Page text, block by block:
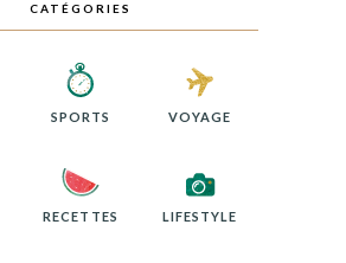
CATÉGORIES
SPORTS VOYAGE
RECETTES LIFESTYLE